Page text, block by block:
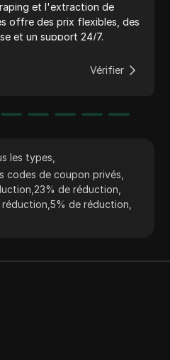
et l'extraction de
offre des prix flexibles, des
et un support 24/7.
Vérifier
les types
codes de coupon privés
23% de réduction
réduction ,5% de réduction